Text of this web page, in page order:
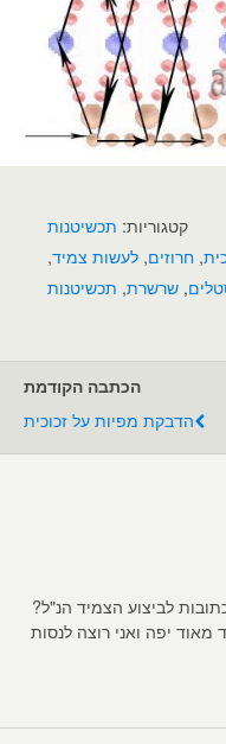
קטגוריות: תכשיטנות
, חרוזים, לעשות צמיד,
, שרשרת, תכשיטנות
הכתבה הקודמת
הדבקת מפיות על זכוכית
לביצוע הצמיד הנ"ל?
יפה ואני רוצה לנסות